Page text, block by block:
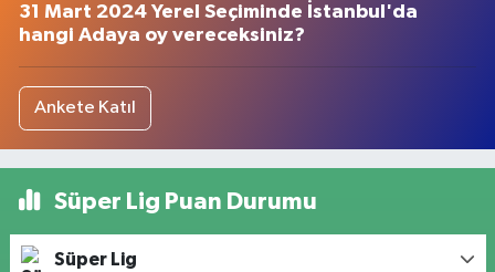
31 Mart 2024 Yerel Seçiminde İstanbul'da
hangi Adaya oy vereceksiniz?
Ankete Katıl
Süper Lig Puan Durumu
Süper Lig